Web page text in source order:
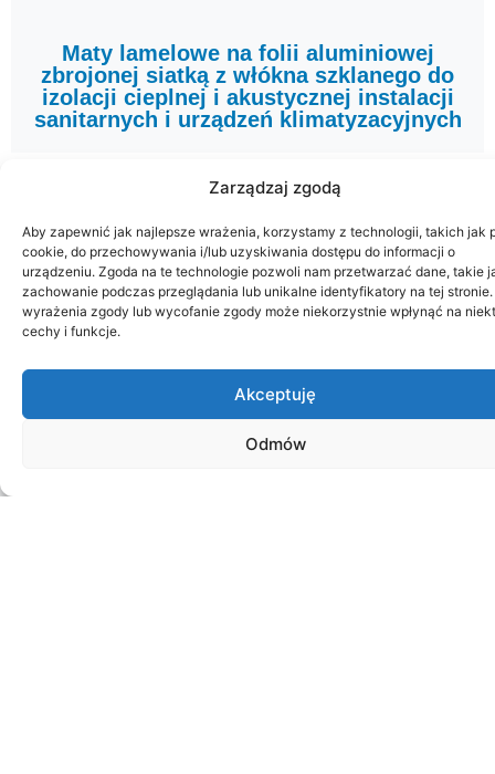
Zarządzaj zgodą
Aby zapewnić jak najlepsze wrażenia, korzystamy z technologii, takich jak
cookie, do przechowywania i/lub uzyskiwania dostępu do informacji o
urządzeniu. Zgoda na te technologie pozwoli nam przetwarzać dane, takie
zachowanie podczas przeglądania lub unikalne identyfikatory na tej stronie.
wyrażenia zgody lub wycofanie zgody może niekorzystnie wpłynąć na
cechy i funkcje.
Akceptuję
Odmów
Maty lamelowe na folii aluminiowej
zbrojonej siatką z włókna szklanego do
izolacji cieplnej i akustycznej instalacji
sanitarnych i urządzeń klimatyzacyjnych
Nasz Asortyment